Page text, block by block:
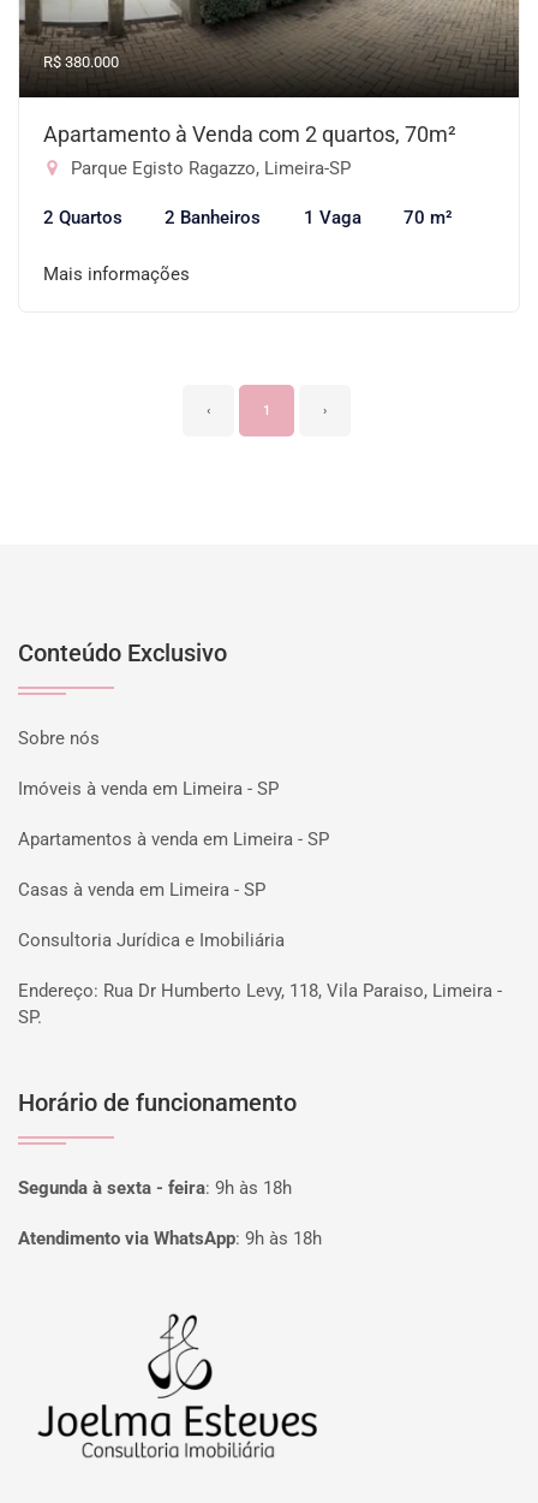
R$ 380.000
Apartamento à Venda com 2 quartos, 70m²
Parque Egisto Ragazzo, Limeira-SP
2 Quartos 2 Banheiros 1 Vaga 70 m²
Mais informações
‹ 1 ›
Conteúdo Exclusivo
Sobre nós
Imóveis à venda em Limeira - SP
Apartamentos à venda em Limeira - SP
Casas à venda em Limeira - SP
Consultoria Jurídica e Imobiliária
Endereço: Rua Dr Humberto Levy, 118, Vila Paraiso, Limeira -
SP.
Horário de funcionamento
Segunda à sexta - feira: 9h às 18h
Atendimento via WhatsApp: 9h às 18h